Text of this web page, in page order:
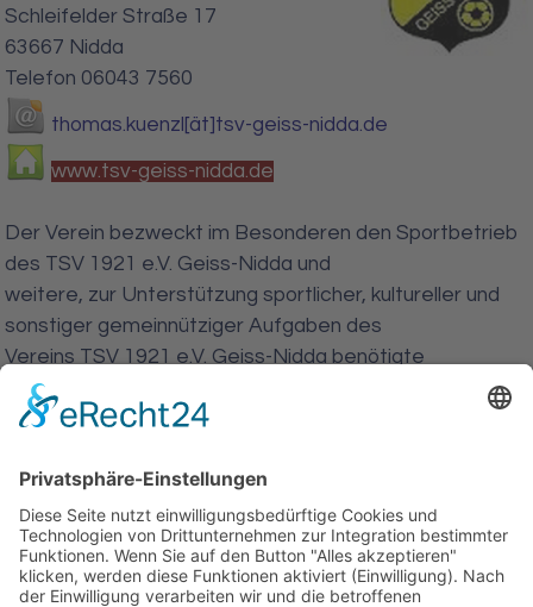
Schleifelder Straße 17
63667 Nidda
Telefon 06043 7560
thomas.kuenzl[ät]tsv-geiss-nidda.de
www.tsv-geiss-nidda.de
Der Verein bezweckt im Besonderen den Sportbetrieb
des TSV 1921 e.V. Geiss-Nidda und
weitere, zur Unterstützung sportlicher, kultureller und
sonstiger gemeinnütziger Aufgaben des
Vereins TSV 1921 e.V. Geiss-Nidda benötigte
Aufwendungen abzudecken soweit die
entsprechenden Mittel nicht oder nicht ausreichend zur
Arbeitsgemeinschaften,
Gemeinschaftsveranstaltungen des Vereins TSV 1921
e.V. Geiss-
Nidda zu fördern und durch finanzielle und materielle